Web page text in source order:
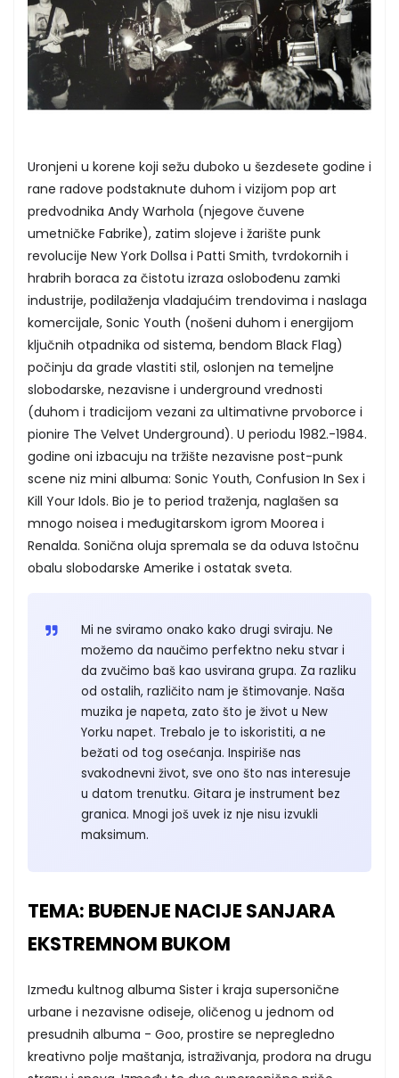
Uronjeni u korene koji sežu duboko u šezdesete godine i
rane radove podstaknute duhom i vizijom pop art
predvodnika Andy Warhola (njegove čuvene
umetničke Fabrike), zatim slojeve i žarište punk
revolucije New York Dollsa i Patti Smith, tvrdokornih i
hrabrih boraca za čistotu izraza oslobođenu zamki
industrije, podilaženja vladajućim trendovima i naslaga
komercijale, Sonic Youth (nošeni duhom i energijom
ključnih otpadnika od sistema, bendom Black Flag)
počinju da grade vlastiti stil, oslonjen na temeljne
slobodarske, nezavisne i underground vrednosti
(duhom i tradicijom vezani za ultimativne prvoborce i
pionire The Velvet Underground). U periodu 1982.-1984.
godine oni izbacuju na tržište nezavisne post-punk
scene niz mini albuma: Sonic Youth, Confusion In Sex i
Kill Your Idols. Bio je to period traženja, naglašen sa
mnogo noisea i međugitarskom igrom Moorea i
Renalda. Sonična oluja spremala se da oduva Istočnu
obalu slobodarske Amerike i ostatak sveta.
Mi ne sviramo onako kako drugi sviraju. Ne
možemo da naučimo perfektno neku stvar i
da zvučimo baš kao usvirana grupa. Za razliku
od ostalih, različito nam je štimovanje. Naša
muzika je napeta, zato što je život u New
Yorku napet. Trebalo je to iskoristiti, a ne
bežati od tog osećanja. Inspiriše nas
svakodnevni život, sve ono što nas interesuje
u datom trenutku. Gitara je instrument bez
granica. Mnogi još uvek iz nje nisu izvukli
maksimum.
TEMA: BUĐENJE NACIJE SANJARA
EKSTREMNOM BUKOM
Između kultnog albuma Sister i kraja supersonične
urbane i nezavisne odiseje, oličenog u jednom od
presudnih albuma - Goo, prostire se nepregledno
kreativno polje maštanja, istraživanja, prodora na drugu